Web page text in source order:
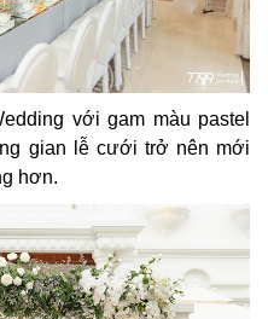
với gam màu pastel
gian lễ cưới trở nên mới
hơn.